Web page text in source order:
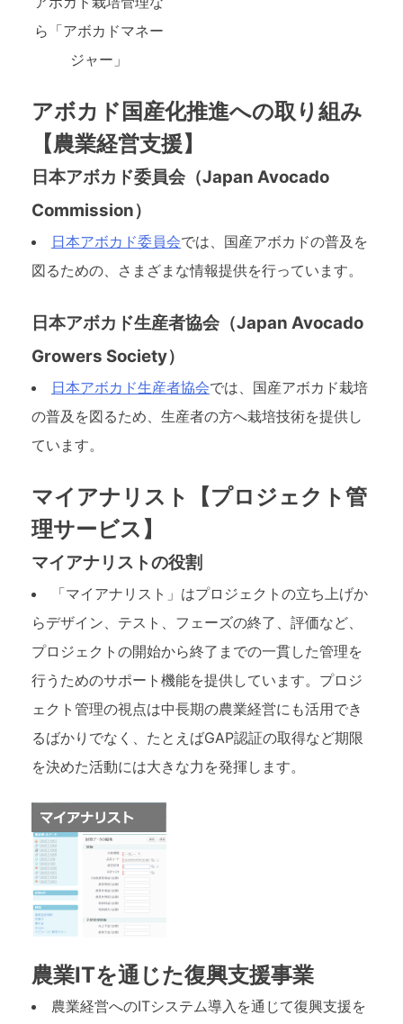
ら「アボカドマネー
ジャー」
アボカド国産化推進への取り組み
【農業経営支援】
日本アボカド委員会（Japan Avocado
Commission）
日本アボカド委員会では、国産アボカドの普及を
図るための、さまざまな情報提供を行っています。
日本アボカド生産者協会（Japan Avocado
Growers Society）
日本アボカド生産者協会では、国産アボカド栽培
の普及を図るため、生産者の方へ栽培技術を提供し
ています。
マイアナリスト【プロジェクト管
理サービス】
マイアナリストの役割
「マイアナリスト」はプロジェクトの立ち上げか
らデザイン、テスト、フェーズの終了、評価など、
プロジェクトの開始から終了までの一貫した管理を
行うためのサポート機能を提供しています。プロジ
ェクト管理の視点は中長期の農業経営にも活用でき
るばかりでなく、たとえばGAP認証の取得など期限
を決めた活動には大きな力を発揮します。
農業ITを通じた復興支援事業
農業経営へのITシステム導入を通じて復興支援を